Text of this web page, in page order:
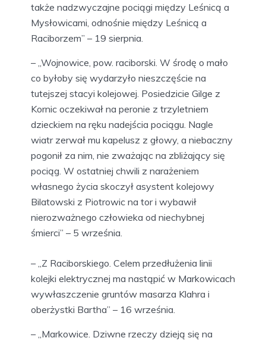
także nadzwyczajne pociągi między Leśnicą a
Mysłowicami, odnośnie między Leśnicą a
Raciborzem” – 19 sierpnia.
– „Wojnowice, pow. raciborski. W środę o mało
co byłoby się wydarzyło nieszczęście na
tutejszej stacyi kolejowej. Posiedzicie Gilge z
Kornic oczekiwał na peronie z trzyletniem
dzieckiem na ręku nadejścia pociągu. Nagle
wiatr zerwał mu kapelusz z głowy, a niebaczny
pogonił za nim, nie zważając na zbliżający się
pociąg. W ostatniej chwili z narażeniem
własnego życia skoczył asystent kolejowy
Bilatowski z Piotrowic na tor i wybawił
nierozważnego człowieka od niechybnej
śmierci” – 5 września.
– „Z Raciborskiego. Celem przedłużenia linii
kolejki elektrycznej ma nastąpić w Markowicach
wywłaszczenie gruntów masarza Klahra i
oberżystki Bartha” – 16 września.
– „Markowice. Dziwne rzeczy dzieją się na